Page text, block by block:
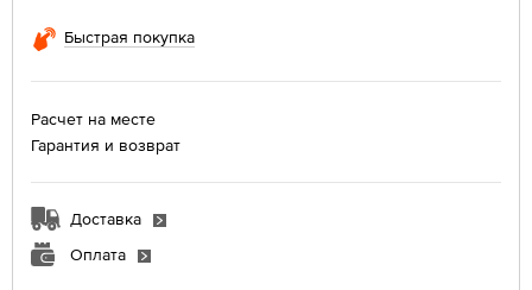
Быстрая покупка
Расчет на месте
Гарантия и возврат
Доставка
Оплата